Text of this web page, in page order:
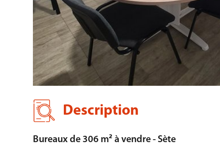
Description
Bureaux de 306 m² à vendre - Sète